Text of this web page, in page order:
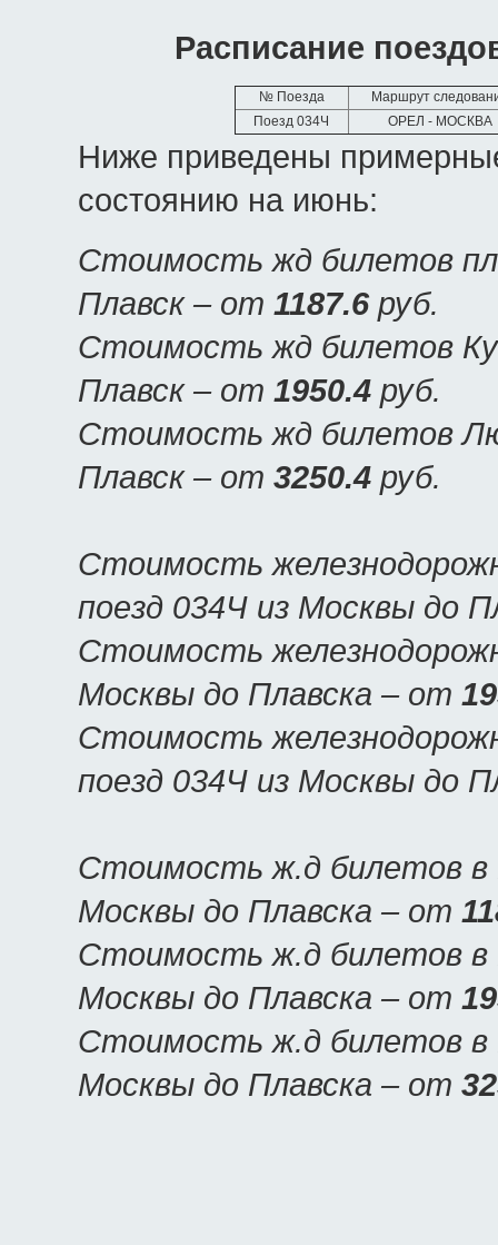
Расписание
№ Поезда
Маршрут
Поезд 034Ч
ОРЕЛ - МОСКВА
Ниже приведены
состоянию на июнь:
Стоимость жд билетов
Плавск – от 1187.6 руб.
Стоимость жд билетов
Плавск – от 1950.4 руб.
Стоимость жд билетов
Плавск – от 3250.4 руб.
Стоимость
поезд 034Ч из Москвы до
Стоимость
Москвы до Плавска – от
Стоимость
поезд 034Ч из Москвы до
Стоимость ж.д билетов в
Москвы до Плавска – от
Стоимость ж.д билетов в
Москвы до Плавска – от
Стоимость ж.д билетов в
Москвы до Плавска – от